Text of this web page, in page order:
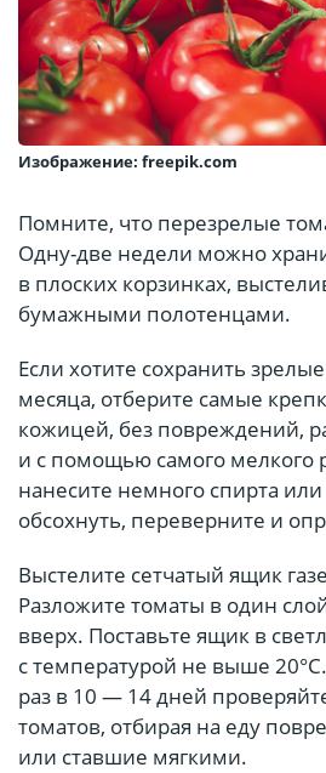
Изображение: freepik.com
Помните, что перезрелые
Одну-две недели можно
в плоских корзинках,
бумажными полотенцами.
Если хотите сохранить
месяца, отберите самые
кожицей, без повреждений,
и с помощью самого мелкого
нанесите немного спирта
обсохнуть, переверните и
Выстелите сетчатый ящик
Разложите томаты в один
вверх. Поставьте ящик в
с температурой не выше
раз в 10 — 14 дней
томатов, отбирая на еду
или ставшие мягкими.